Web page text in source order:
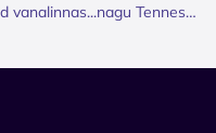
Väikesed hoovikontserdid vanalinnas...nagu Tennessees. Raul ja Carlos Ukareda